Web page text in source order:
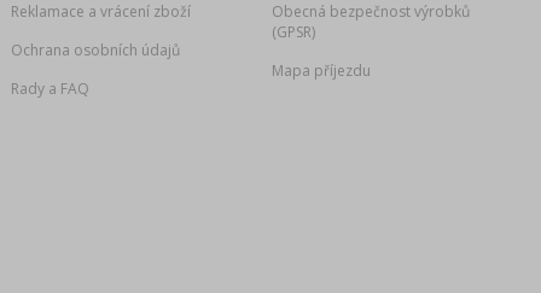
Reklamace a vrácení zboží
Ochrana osobních údajů
Rady a FAQ
Obecná bezpečnost výrobků
(GPSR)
Mapa příjezdu